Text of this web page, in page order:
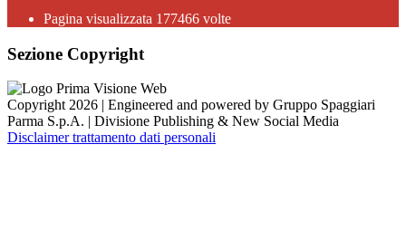
Pagina visualizzata 177466 volte
Sezione Copyright
Copyright 2026 | Engineered and powered by Gruppo Spaggiari
Parma S.p.A. | Divisione Publishing & New Social Media
Disclaimer trattamento dati personali